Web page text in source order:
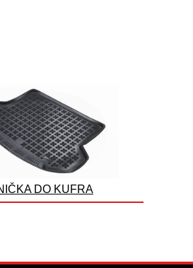
DO KUFRA